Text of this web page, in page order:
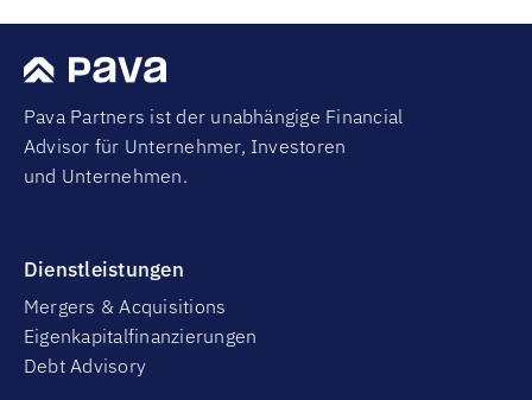
Pava Partners ist der unabhängige Financial
Advisor für Unternehmer, Investoren
und Unternehmen.
Dienstleistungen
Mergers & Acquisitions
Eigenkapitalfinanzierungen
Debt Advisory